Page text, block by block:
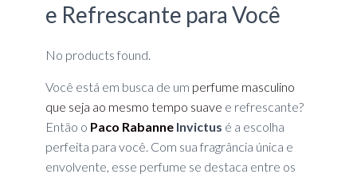
e Refrescante para Você
No products found.
Você está em busca de um perfume masculino
que seja ao mesmo tempo suave e refrescante?
Então o Paco RabanneInvictus é a escolha
perfeita para você. Com sua fragrância única e
envolvente, esse perfume se destaca entre os